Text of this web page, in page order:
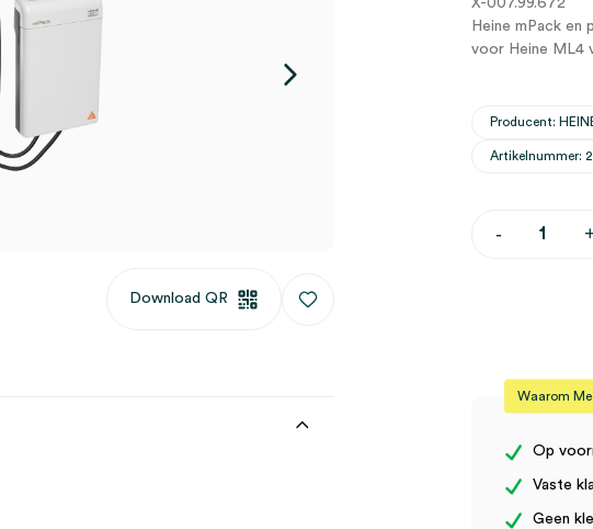
Download QR
X-007.99.672
Heine mPack en
voor Heine ML4
Producent:
Artikelnummer:
-
Waarom
Op
Vaste
Geen